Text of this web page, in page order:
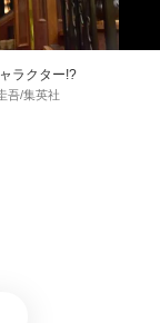
ラクター!?
吾/集英社